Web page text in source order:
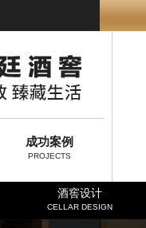
成功案例
PROJECTS
酒窖设计
CELLAR DESIGN